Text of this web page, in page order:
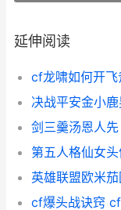
延伸阅读
cf龙啸如何开
剑三羹汤恩人
第五人格仙女
英雄联盟欧米
cf爆头战诀窍